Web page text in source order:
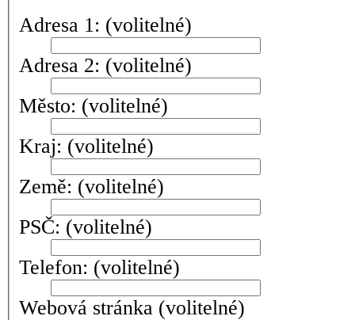
Adresa 1: (volitelné)
Adresa 2: (volitelné)
Město: (volitelné)
Kraj: (volitelné)
Země: (volitelné)
PSČ: (volitelné)
Telefon: (volitelné)
Webová stránka (volitelné)